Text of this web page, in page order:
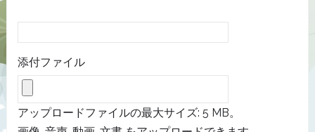
添付ファイル
アップロードファイルの最大サイズ: 5 MB。